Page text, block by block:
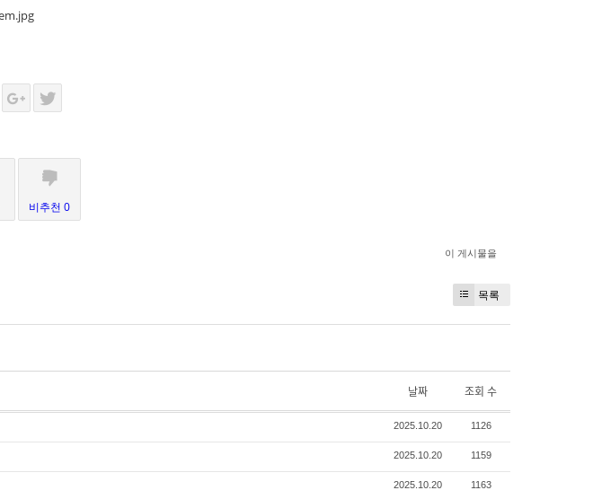
비추천 0
이 게시물을
목록
날짜 조회 수
2025.10.20 1126
2025.10.20 1159
2025.10.20 1163